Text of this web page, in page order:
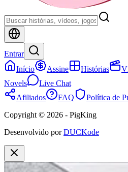
Entrar
Início
Assine Histórias
Novels
Live Chat
Afiliados
FAQ
Política de
Copyright © 2026 - PigKing
Desenvolvido por DUCKode